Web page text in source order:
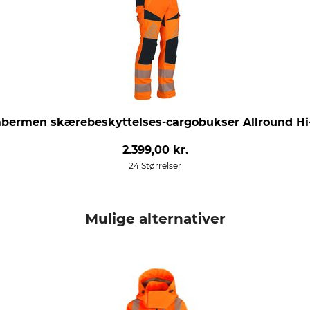
skærebeskyttelses-cargobukser Allround
2.399,00 kr.
24 Størrelser
Mulige alternativer